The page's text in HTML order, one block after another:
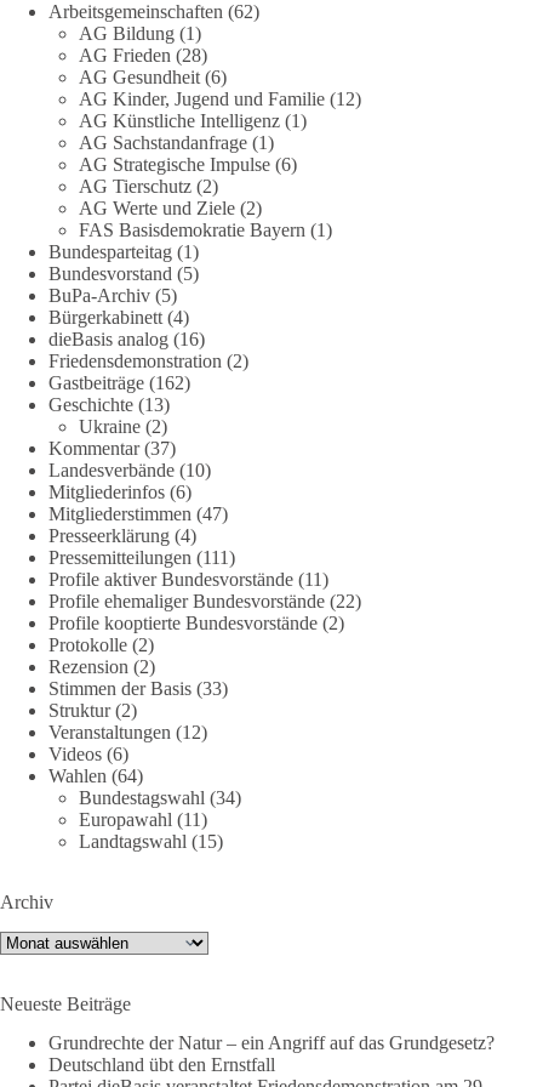
Stimmen der dieBasis – heute mit dem „Demokratie-Bestatter“
Die Energiewende ist bisher kein Erfolg, sondern ein teures,
ineffizientes Unterfangen. Dies belegt eine Auswertung der
NZZ, wonach die Energiewende den Strom nicht billiger,
sondern teurer gemacht hat.
Quelle: https://www.nzz.ch/der-andere-blick/fehlschlag-
energiewende-warum-deutschland-trotz-rekordausbau-von-
wind-und-sonnenkraft-weniger-strom-erzeugt-ld.10006607
🟩🟩🟦🟦🟥🟥🟧🟧
„Wir brauchen dringend wettbewerbsfähige Energiepreise und
eine ideologiefreie Diskussion“, meint der Demokratie-
Bestatter.
Wie siehst du das?
🤝 Jetzt Politik für die Menschen mitgestalten:
https://diebasis.de/mitgliedschaft/
#dieBasis #energiewende #strompreise #wettbewerb
7
DieBasis
2 Tage(n) zuvor
⚡️ NATO-Gipfel in Ankara: Kriegskonferenz statt
Friedensgipfel!?
Staats- und Regierungschefs zum NATO-Gipfel in der Türkei.
Von der NATO wird behauptet, sie sei das wichtigste
Die Gipfelerklärung liest sich jedoch wie ein Protokoll einer
industriellen Kriegskonferenz:
Arbeitsgemeinschaften (62)
AG Bildung (1)
AG Frieden (28)
AG Gesundheit (6)
AG Kinder, Jugend und Familie (12)
AG Künstliche Intelligenz (1)
AG Sachstandanfrage (1)
AG Strategische Impulse (6)
AG Tierschutz (2)
AG Werte und Ziele (2)
FAS Basisdemokratie Bayern (1)
Bundesparteitag (1)
Bundesvorstand (5)
BuPa-Archiv (5)
Bürgerkabinett (4)
dieBasis analog (16)
Friedensdemonstration (2)
Gastbeiträge (162)
Geschichte (13)
Ukraine (2)
Kommentar(37)
Landesverbände (10)
Mitgliederinfos (6)
Mitgliederstimmen (47)
Presseerklärung (4)
Pressemitteilungen (111)
Profile aktiver Bundesvorstände (11)
Profile ehemaliger Bundesvorstände (22)
Profile kooptierte Bundesvorstände (2)
Protokolle (2)
Rezension (2)
Stimmen der Basis (33)
Struktur(2)
Veranstaltungen (12)
Videos (6)
Wahlen (64)
Bundestagswahl (34)
Europawahl (11)
Landtagswahl (15)
Archiv
Archiv
Neueste Beiträge
Grundrechte der Natur – ein Angriff auf das Grundgesetz?
Deutschland übt den Ernstfall